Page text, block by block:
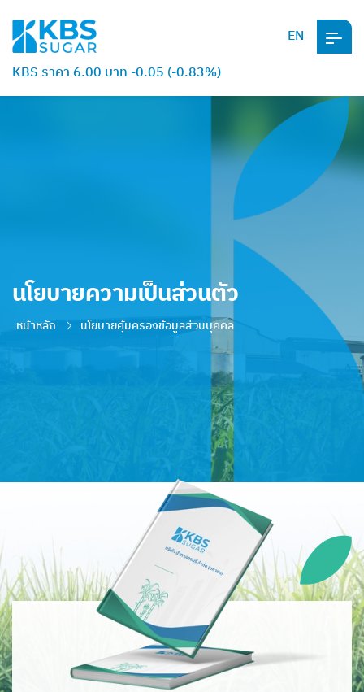
KBS ราคา 6.00 บาท -0.05 (-0.83%)
EN
นโยบายความเป็นส่วนตัว
หน้าหลัก นโยบายคุ้มครองข้อมูลส่วนบุคคล